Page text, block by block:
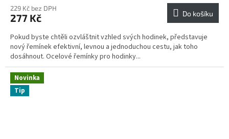
229 Kč bez DPH
277 Kč Do košíku
Pokud byste chtěli ozvláštnit vzhled svých hodinek, představuje
nový řemínek efektivní, levnou a jednoduchou cestu, jak toho
dosáhnout. Ocelové řemínky pro hodinky...
Novinka
Tip